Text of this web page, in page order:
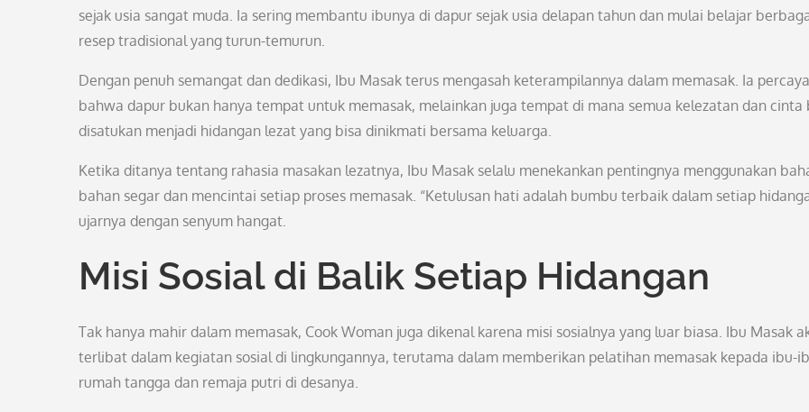
sejak usia sangat muda. Ia sering membantu ibunya di dapur sejak usia delapan tahun dan mulai belajar
resep tradisional yang turun-temurun.
Dengan penuh semangat dan dedikasi, Ibu Masak terus mengasah keterampilannya dalam memasak. Ia percaya
bahwa dapur bukan hanya tempat untuk memasak, melainkan juga tempat di mana semua kelezatan dan cinta
disatukan menjadi hidangan lezat yang bisa dinikmati bersama keluarga.
Ketika ditanya tentang rahasia masakan lezatnya, Ibu Masak selalu menekankan pentingnya menggunakan
bahan segar dan mencintai setiap proses memasak. “Ketulusan hati adalah bumbu terbaik dalam setiap
ujarnya dengan senyum hangat.
Misi Sosial di Balik Setiap Hidangan
Tak hanya mahir dalam memasak, Cook Woman juga dikenal karena misi sosialnya yang luar biasa. Ibu Masak
terlibat dalam kegiatan sosial di lingkungannya, terutama dalam memberikan pelatihan memasak kepada ibu-
rumah tangga dan remaja putri di desanya.